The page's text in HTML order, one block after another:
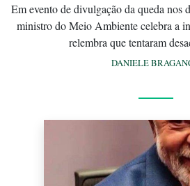
Em evento de divulgação da queda nos
ministro do Meio Ambiente celebra a
relembra que tentaram
DANIELE